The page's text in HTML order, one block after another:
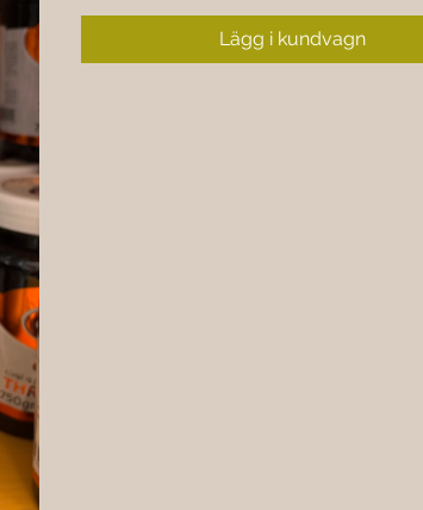
Lägg i kundvagn